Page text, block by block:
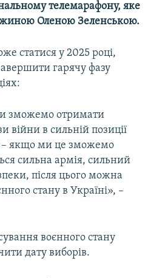
телемарафону, яке
Оленою Зеленською.
статися у 2025 році,
гарячу фазу
зможемо отримати
війни в сильній позиції
– якщо ми це зможемо
сильна армія, сильний
після цього можна
стану в Україні», –
воєнного стану
дату виборів.